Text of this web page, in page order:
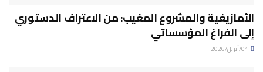
الأمازيغية والمشروع المغيب: من الاعتراف الدستوري
إلى الفراغ المؤسساتي